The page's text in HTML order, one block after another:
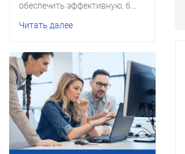
обеспечить эффективную, б...
Читать далее